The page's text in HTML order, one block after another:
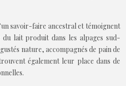
savoir-faire ancestral et témoignent
lait produit dans les alpages sud-
nature, accompagnés de pain de
également leur place dans de